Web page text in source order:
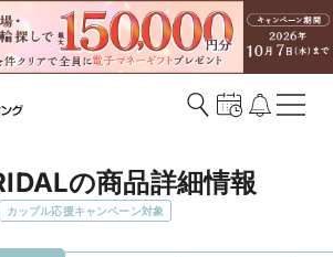
の商品詳細情報
カップル応援キャンペーン対象